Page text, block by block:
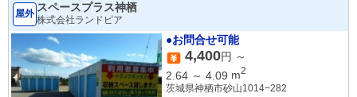
屋外 スペースプラス神栖
株式会社ランドピア
●お問合せ可能
4,400円 ～
2.64 ～ 4.09 m2
茨城県神栖市砂山1014−282